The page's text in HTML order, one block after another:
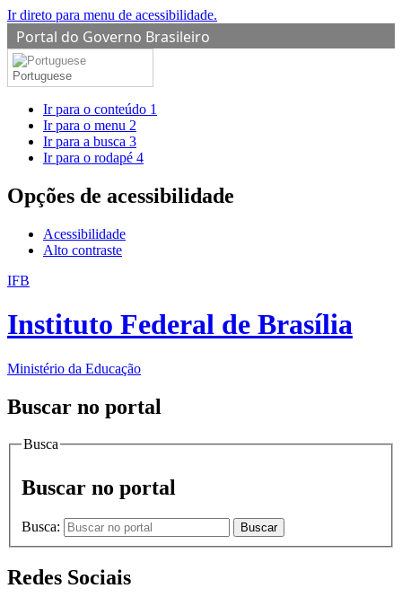
Ir direto para menu de acessibilidade.
Portal do Governo Brasileiro
Portuguese
Ir para o conteúdo 1
Ir para o menu 2
Ir para a busca 3
Ir para o rodapé 4
Opções de acessibilidade
Acessibilidade
Alto contraste
IFB
Instituto Federal de Brasília
Ministério da Educação
Buscar no portal
Busca
Buscar no portal
Busca: Buscar
Redes Sociais